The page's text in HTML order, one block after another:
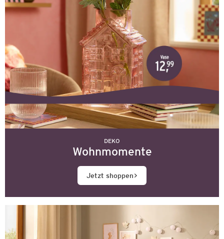
DEKO
Wohnmomente
Jetzt shoppen